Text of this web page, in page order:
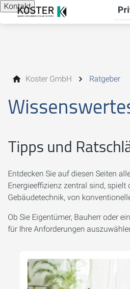
Kontakt
Koster GmbH Ratgeber
Tipps und
Entdecken Sie auf diesen Seiten
Energieeffizienz zentral sind,
Gebäudetechnik, von
Ob Sie Eigentümer, Bauherr oder
für Ihre Anforderungen